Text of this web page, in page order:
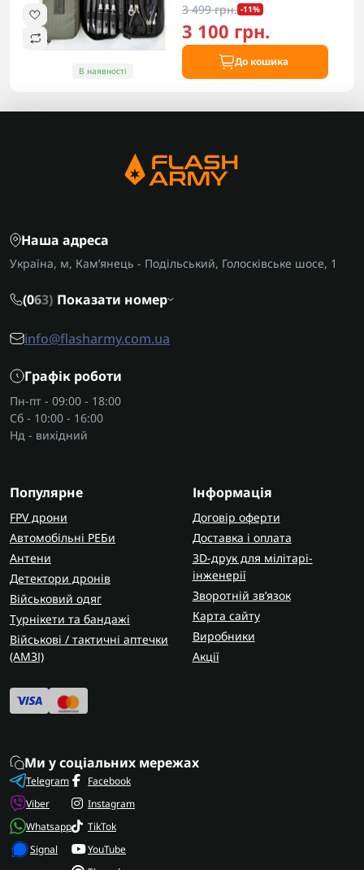
В наявності
3 499 грн. -11%
3 100 грн.
До кошика
Наша адреса
Україна, м, Кам’янець - Подільський, Голосківське шосе, 1
(063) Показати номер
info@flasharmy.com.ua
Графік роботи
Пн-пт - 09:00 - 18:00
Сб - 10:00 - 16:00
Нд - вихідний
Популярне
FPV дрони
Автомобільні РЕБи
Антени
Детектори дронів
Військовий одяг
Турнікети та бандажі
Військові / тактичні аптечки
(AMЗІ)
Інформація
Договір оферти
Доставка і оплата
3D-друк для мілітарі-
інженерії
Зворотній зв’язок
Карта сайту
Виробники
Акції
Ми у соціальних мережах
Telegram
Viber
Whatsapp
Signal
Facebook
Instagram
TikTok
YouTube